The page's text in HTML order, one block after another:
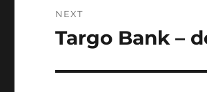
NEXT
Next
Targo Bank –